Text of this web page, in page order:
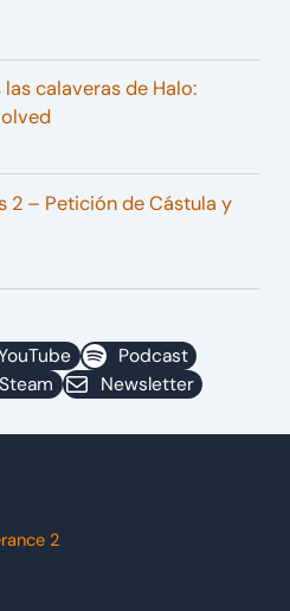
calaveras de Halo:
2 – Petición de Cástula y
Podcast
Steam Newsletter
2